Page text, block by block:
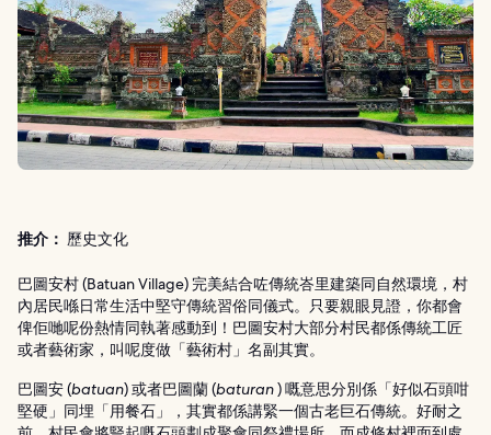
推介： 歷史文化
巴圖安村 (Batuan Village) 完美結合咗傳統峇里建築同自然環境，村
內居民喺日常生活中堅守傳統習俗同儀式。只要親眼見證，你都會
俾佢哋呢份熱情同執著感動到！巴圖安村大部分村民都係傳統工匠
或者藝術家，叫呢度做「藝術村」名副其實。
巴圖安 (batuan) 或者巴圖蘭 (baturan) 嘅意思分別係「好似石頭咁
堅硬」同埋「用餐石」，其實都係講緊一個古老巨石傳統。好耐之